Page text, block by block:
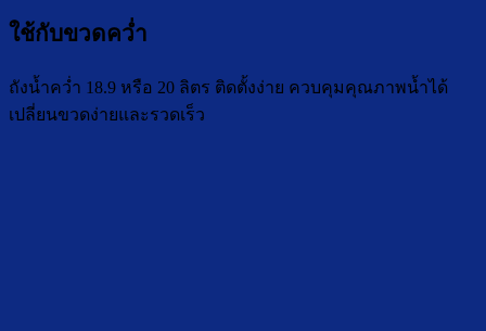
ใช้กับขวดคว่ำ
ถังน้ำคว่ำ 18.9 หรือ 20 ลิตร ติดตั้งง่าย ควบคุมคุณภาพน้ำได้
เปลี่ยนขวดง่ายและรวดเร็ว